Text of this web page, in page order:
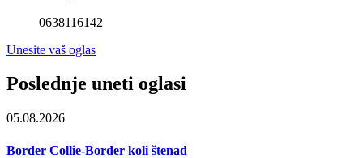
0638116142
Unesite vaš oglas
Poslednje uneti oglasi
05.08.2026
Border Collie-Border koli štenad